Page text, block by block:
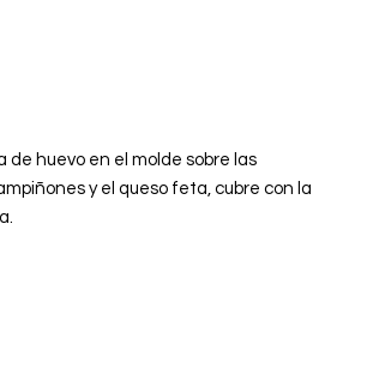
de huevo en el molde sobre las
y el queso feta, cubre con la